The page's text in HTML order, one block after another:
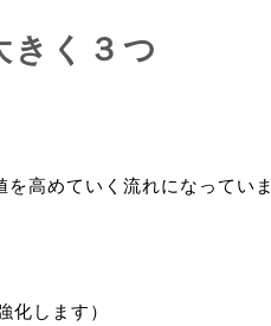
きく３つ
高めていく流れになっていま
化します）